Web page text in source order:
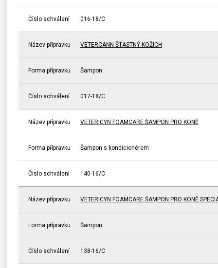
Číslo schválení 016-18/C
Název přípravku VETERCANN ŠŤASTNÝ KOŽICH
Forma přípravku Šampon
Číslo schválení 017-18/C
Název přípravku VETERICYN FOAMCARE ŠAMPON PRO KONĚ
Forma přípravku Šampon s kondicionérem
Číslo schválení 140-16/C
Název přípravku VETERICYN FOAMCARE ŠAMPON PRO KONĚ
Forma přípravku Šampon
Číslo schválení 138-16/C